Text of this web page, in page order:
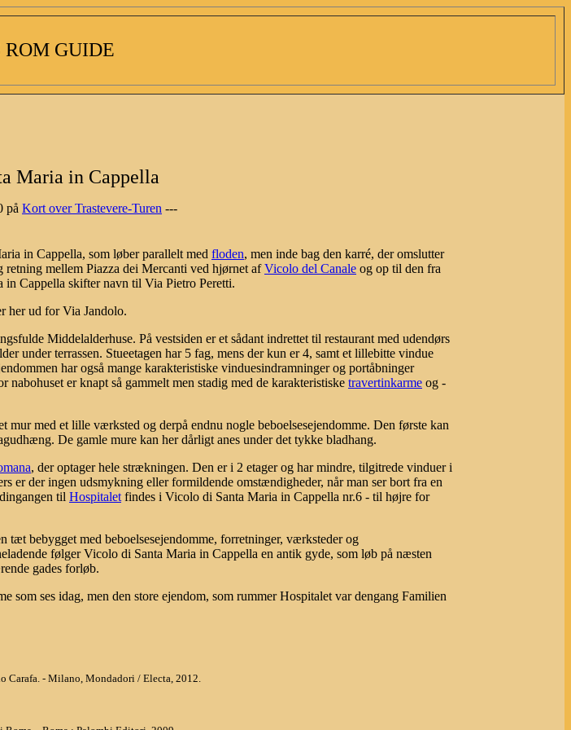
ROM GUIDE
Maria in Cappella
på Kort over Trastevere-Turen ---
in Cappella, som løber parallelt med floden, men inde bag den karré, der omslutter
retning mellem Piazza dei Mercanti ved hjørnet afVicolo del Canale og op til den fra
Cappella skifter navn til Via Pietro Peretti.
her ud for Via Jandolo.
Middelalderhuse. På vestsiden er et sådant indrettet til restaurant med udendørs
under terrassen. Stueetagen har 5 fag, mens der kun er 4, samt et lillebitte vindue
har også mange karakteristiske vinduesindramninger og portåbninger
er knapt så gammelt men stadig med de karakteristiske travertinkarme og -
med et lille værksted og derpå endnu nogle beboelsesejendomme. Den første kan
De gamle mure kan her dårligt anes under det tykke bladhang.
, der optager hele strækningen. Den er i 2 etager og har mindre, tilgitrede vinduer i
er der ingen udsmykning eller formildende omstændigheder, når man ser bort fra en
til Hospitalet findes i Vicolo di Santa Maria in Cappella nr.6 - til højre for
bebygget med beboelsesejendomme, forretninger, værksteder og
følger Vicolo di Santa Maria in Cappella en antik gyde, som løb på næsten
gades forløb.
som ses idag, men den store ejendom, som rummer Hospitalet var dengang Familien
Carafa. - Milano, Mondadori / Electa, 2012.